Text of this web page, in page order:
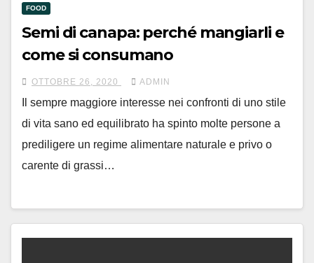
FOOD
Semi di canapa: perché mangiarli e
come si consumano
OTTOBRE 26, 2020 ADMIN
Il sempre maggiore interesse nei confronti di uno stile
di vita sano ed equilibrato ha spinto molte persone a
prediligere un regime alimentare naturale e privo o
carente di grassi…